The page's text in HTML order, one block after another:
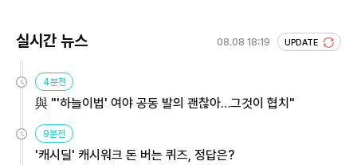
실시간 뉴스 08.08 18:19 UPDATE
4분전
與 "'하늘이법' 여야 공동 발의 괜찮아…그것이 협치"
9분전
'캐시딜' 캐시워크 돈 버는 퀴즈, 정답은?